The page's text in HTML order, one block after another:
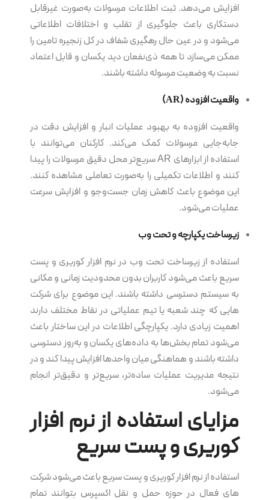
افزایش می‌دهد. ثبت اطلاعات مرسولات به‌صورت غیرقابل
دستکاری باعث جلوگیری از تقلب و اختلافات اطلاعاتی
می‌شود و در عین حال رهگیری شفاف در کل زنجیره تامین را
ممکن می‌سازد تا همه ذی‌نفعان دید یکسان و قابل اعتماد
نسبت به وضعیت مرسوله داشته باشند.
واقعیت افزوده(AR)
واقعیت افزوده به بهبود عملیات انبار و افزایش دقت در
جابه‌جایی مرسولات کمک می‌کند. کارکنان می‌توانند با
استفاده از ابزارهای AR سریع‌تر محل دقیق مرسولات را پیدا
کنند و اطلاعات تکمیلی را به‌صورت تعاملی مشاهده کنند.
این موضوع باعث کاهش زمان جست‌وجو و افزایش سرعت
عملیات می‌شود.
زیرساخت یکپارچه و تحت وب
استفاده از زیرساخت تحت وب در نرم‌ افزار کوریری و پست
سریع باعث می‌شود کاربران بدون محدودیت زمانی و مکانی
به سیستم دسترسی داشته باشند. این موضوع برای شرکت
هایی که چند شعبه یا تیم عملیاتی در نقاط مختلف دارند
اهمیت زیادی دارد. یکپارچگی اطلاعات در این ساختار باعث
می‌شود تمام بخش‌ها به داده‌های یکسان و به‌روز دسترسی
داشته باشند و هماهنگی میان واحدها افزایش پیدا کند و در
نتیجه مدیریت عملیات ساده‌تر، سریع‌تر و دقیق‌تر انجام
می‌شود.
مزایای استفاده از نرم‌ افزار
کوریری و پست سریع
استفاده از نرم‌ افزار کوریری و پست سریع باعث می‌شود شرکت
های فعال در حوزه حمل و نقل اکسپرس بتوانند تمام